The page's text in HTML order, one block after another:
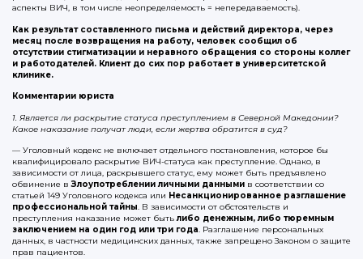
аспекты ВИЧ, в том числе неопределяемость = непередаваемость).
Как результат составленного письма и действий директора, через
месяц после возвращения на работу, человек сообщил об
отсутствии стигматизации и неравного обращения со стороны коллег
и работодателей. Клиент до сих пор работает в университетской
клинике.
Комментарии юриста
1. Является ли раскрытие статуса преступлением в Северной Македонии?
Какое наказание получат люди, если жертва обратится в суд?
— Уголовный кодекс не включает отдельного постановления, которое бы
квалифицировало раскрытие ВИЧ-статуса как преступление. Однако, в
зависимости от лица, раскрывшего статус, ему может быть предъявлено
обвинение вЗлоупотреблении личными данными в соответствии со
статьей 149 Уголовного кодекса или Несанкционированное разглашение
профессиональной тайны. В зависимости от обстоятельств и
преступления наказание может бытьлибо денежным, либо тюремным
заключением на один год или три года. Разглашение персональных
данных, в частности медицинских данных, также запрещено Законом о защите
прав пациентов.